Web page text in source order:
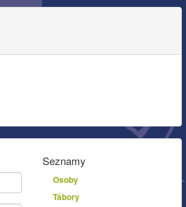
Seznamy
Osoby
Tábory